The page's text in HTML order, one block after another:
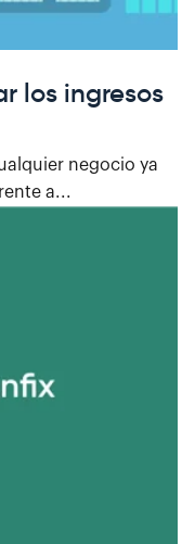
los ingresos
negocio ya
a...